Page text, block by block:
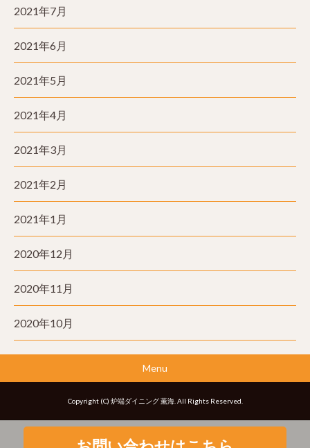
2021年7月
2021年6月
2021年5月
2021年4月
2021年3月
2021年2月
2021年1月
2020年12月
2020年11月
2020年10月
Menu
Copyright (C) 炉端ダイニング 薫海. All Rights Reserved.